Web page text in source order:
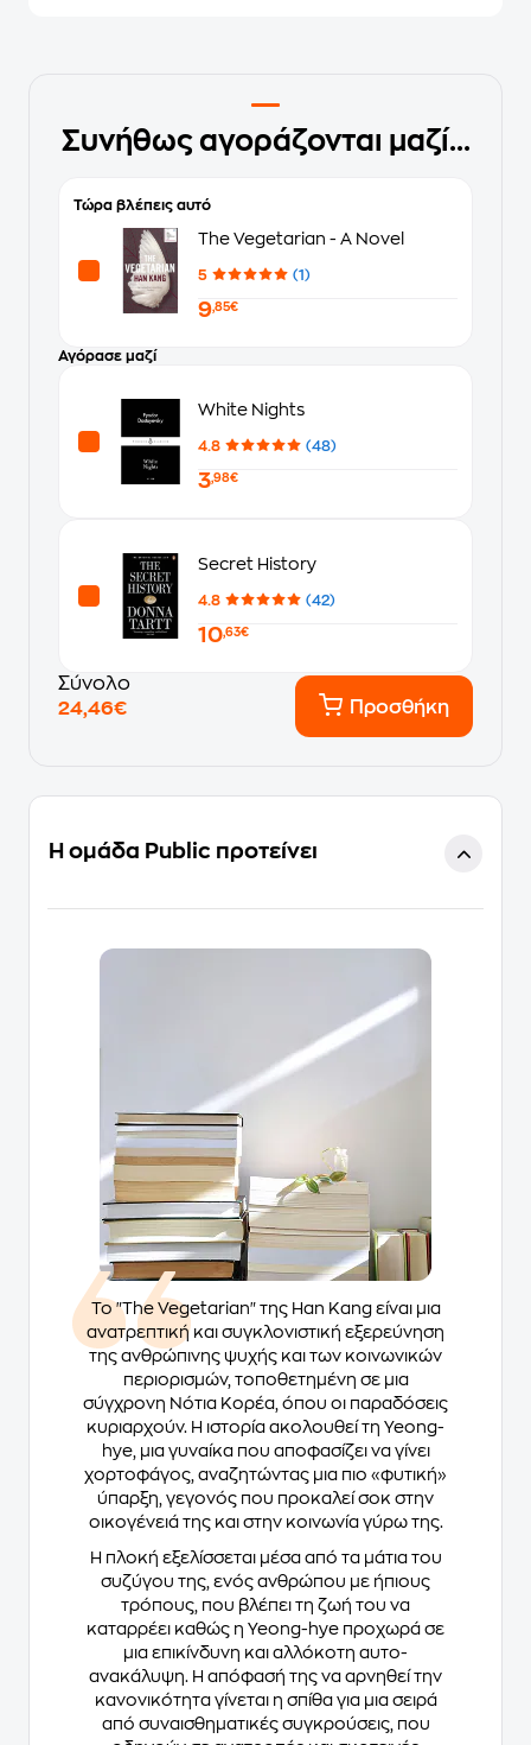
Συνήθως αγοράζονται μαζί...
Τώρα βλέπεις αυτό
The Vegetarian - A Novel
5 (1)
9,85€
Αγόρασε μαζί
White Nights
4.8 (48)
3,98€
Secret History
4.8 (42)
10,63€
Σύνολο
24,46€
Προσθήκη
Η ομάδα Public προτείνει
Το "The Vegetarian" της Han Kang είναι μια
ανατρεπτική και συγκλονιστική εξερεύνηση
της ανθρώπινης ψυχής και των κοινωνικών
περιορισμών, τοποθετημένη σε μια
σύγχρονη Νότια Κορέα, όπου οι παραδόσεις
κυριαρχούν. Η ιστορία ακολουθεί τη Yeong-
hye, μια γυναίκα που αποφασίζει να γίνει
χορτοφάγος, αναζητώντας μια πιο «φυτική»
ύπαρξη, γεγονός που προκαλεί σοκ στην
οικογένειά της και στην κοινωνία γύρω της.
Η πλοκή εξελίσσεται μέσα από τα μάτια του
συζύγου της, ενός ανθρώπου με ήπιους
τρόπους, που βλέπει τη ζωή του να
καταρρέει καθώς η Yeong-hye προχωρά σε
μια επικίνδυνη και αλλόκοτη αυτο-
ανακάλυψη. Η απόφασή της να αρνηθεί την
κανονικότητα γίνεται η σπίθα για μια σειρά
από συναισθηματικές συγκρούσεις, που